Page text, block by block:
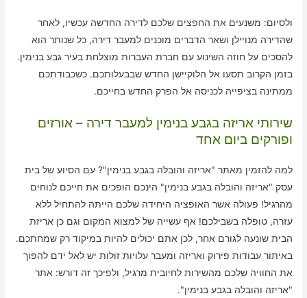
ולסיום: משנעים את החפצים שלכם לדירה החדשה עכשיו, לאחר
שהדירה מנויילן ושאר הדברים מוכנים למעבר דירה, כל שנותר הוא
להסכים על חוזה השינוע עם חברת העברות מוצלחת בעיר גבע בנימין.
בזמן הקרוב תסעו אל הלוקיישן החדש שבבעלותכם. כשכבודתכם
ממתינה בציפייה לכניסה אל הפרק החדש בחייכם.
שירותי אריזה בגבע בנימין למעבר דירה – אורזים
ופורקים ביום אחד
למה להזמין מאתר "אריזה והובלה בגבע בנימין"? עם הסיוע של בית
עסק "אריזה והובלה בגבע בנימין" הינכם הופכים את חייכם לנוחים
מהרגיל! פעולה אשר האופציה היחידה שלכם הייתה להתחיל ללא
עזרה, טופלה בשבילכם! אף עשייה של למצוא המקום וגם כן אריזת
הבית שונעה לגורם אחר, לכן אתם יכולים להיות במיקוד רק שמחתכם.
באיתור עבודות פירוק ואריזה ומעבר עלויות זולות יש לאל ידם להפוך
את החוויה שלכם מהשירות לחיובית מרגיל, ולפיכך זה דורש: אתר
"אריזה והובלה בגבע בנימין".